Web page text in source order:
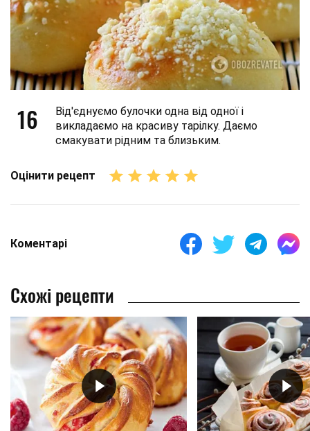
16
Від'єднуємо булочки одна від одної і
викладаємо на красиву тарілку. Даємо
смакувати рідним та близьким.
Оцінити рецепт
Коментарі
Схожі рецепти